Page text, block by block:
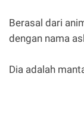
Berasal dari
dengan nama
Dia adalah